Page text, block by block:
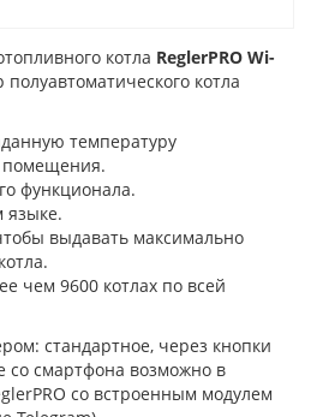
котла ReglerPRO Wi-
котла
температуру
помещения.
функционала.
языке.
выдавать максимально
чем 9600 котлах по всей
стандартное, через кнопки
со смартфона возможно в
со встроенным модулем